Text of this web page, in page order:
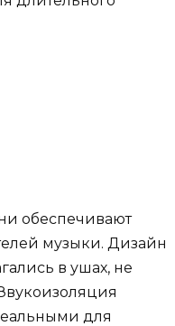
обеспечивают
музыки. Дизайн
в ушах, не
для